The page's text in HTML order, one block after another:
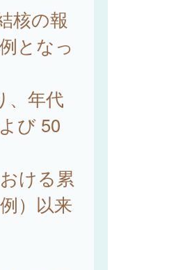
核の報
となっ
、年代
び 50
ける累
）以来